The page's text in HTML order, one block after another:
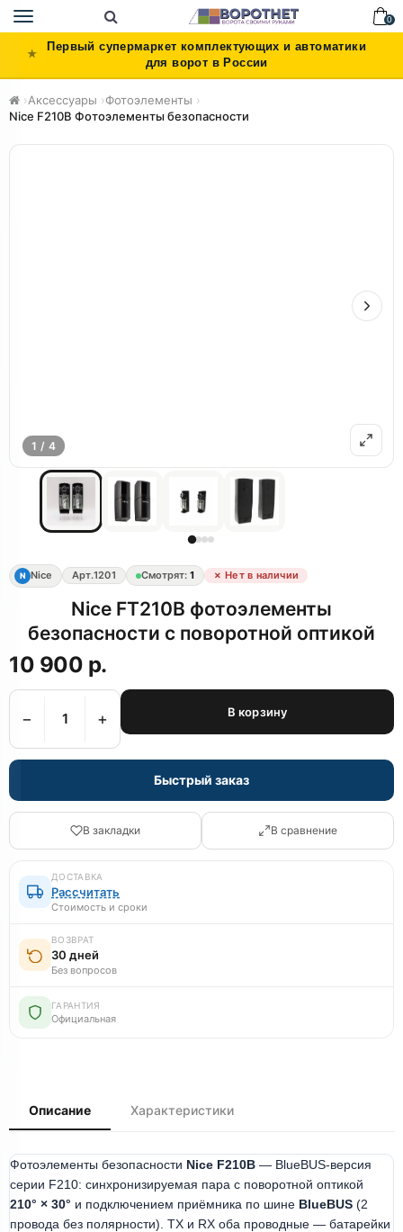
Toggle
navigation
0
Первый супермаркет комплектующих и автоматики
для ворот в России
›Аксессуары ›Фотоэлементы ›
Nice F210B Фотоэлементы безопасности
1 / 4
N Nice Арт.1201 Смотрят: 1 ✗ Нет в наличии
Nice FT210B фотоэлементы
безопасности с поворотной оптикой
10 900 р.
− + В корзину
Быстрый заказ
В закладки В сравнение
ДОСТАВКА
Рассчитать
Стоимость и сроки
ВОЗВРАТ
30 дней
Без вопросов
ГАРАНТИЯ
Официальная
Описание Характеристики
Фотоэлементы безопасности Nice F210B — BlueBUS-версия
серии F210: синхронизируемая пара с поворотной оптикой
210° × 30° и подключением приёмника по шине BlueBUS (2
провода без полярности). TX и RX оба проводные — батарейки